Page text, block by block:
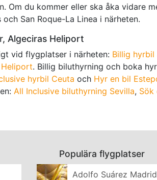
Om du kommer eller ska åka vidare
San Roque-La Linea i närheten.
Algeciras Heliport
vid flygplatser i närheten: Billig
. Billig biluthyrning och boka
hyrbil Ceuta och Hyr en bil
All Inclusive biluthyrning Sevilla, Sök
Populära flygplatser
Adolfo Suárez